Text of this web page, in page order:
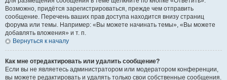
Возможно, придётся зарегистрироваться, прежде чем отправить
сообщение. Перечень ваших прав доступа находится внизу страниц
форума или темы. Например: «Вы можете начинать темы», «Вы можете
добавлять вложения» и т. п.
Вернуться к началу
Как мне отредактировать или удалить сообщение?
Если вы не являетесь администратором или модератором конференции,
вы можете редактировать и удалять только свои собственные сообщения.